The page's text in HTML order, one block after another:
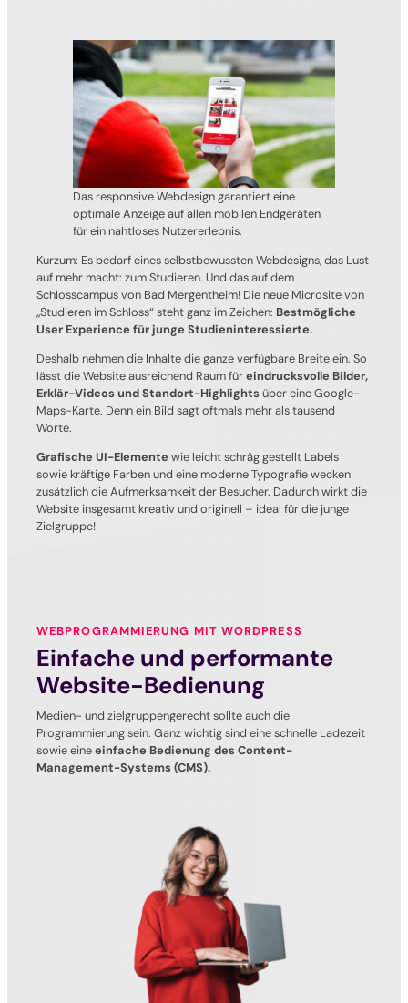
Das responsive Webdesign garantiert eine
optimale Anzeige auf allen mobilen Endgeräten
für ein nahtloses Nutzererlebnis.
Kurzum: Es bedarf eines selbstbewussten Webdesigns, das Lust
auf mehr macht: zum Studieren. Und das auf dem
Schlosscampus von Bad Mergentheim! Die neue Microsite von
„Studieren im Schloss“ steht ganz im Zeichen: Bestmögliche
User Experience für junge Studieninteressierte.
Deshalb nehmen die Inhalte die ganze verfügbare Breite ein. So
lässt die Website ausreichend Raum füreindrucksvolle Bilder,
Erklär-Videos und Standort-Highlights über eine Google-
Maps-Karte. Denn ein Bild sagt oftmals mehr als tausend
Worte.
Grafische UI-Elemente wie leicht schräg gestellt Labels
sowie kräftige Farben und eine moderne Typografie wecken
zusätzlich die Aufmerksamkeit der Besucher. Dadurch wirkt die
Website insgesamt kreativ und originell – ideal für die junge
Zielgruppe!
WEBPROGRAMMIERUNG MIT WORDPRESS
Einfache und performante
Website-Bedienung
Medien- und zielgruppengerecht sollte auch die
Programmierung sein. Ganz wichtig sind eine schnelle Ladezeit
sowie eineeinfache Bedienung des Content-
Management-Systems (CMS).